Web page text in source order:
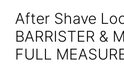
After Shave
BARRISTER &
FULL